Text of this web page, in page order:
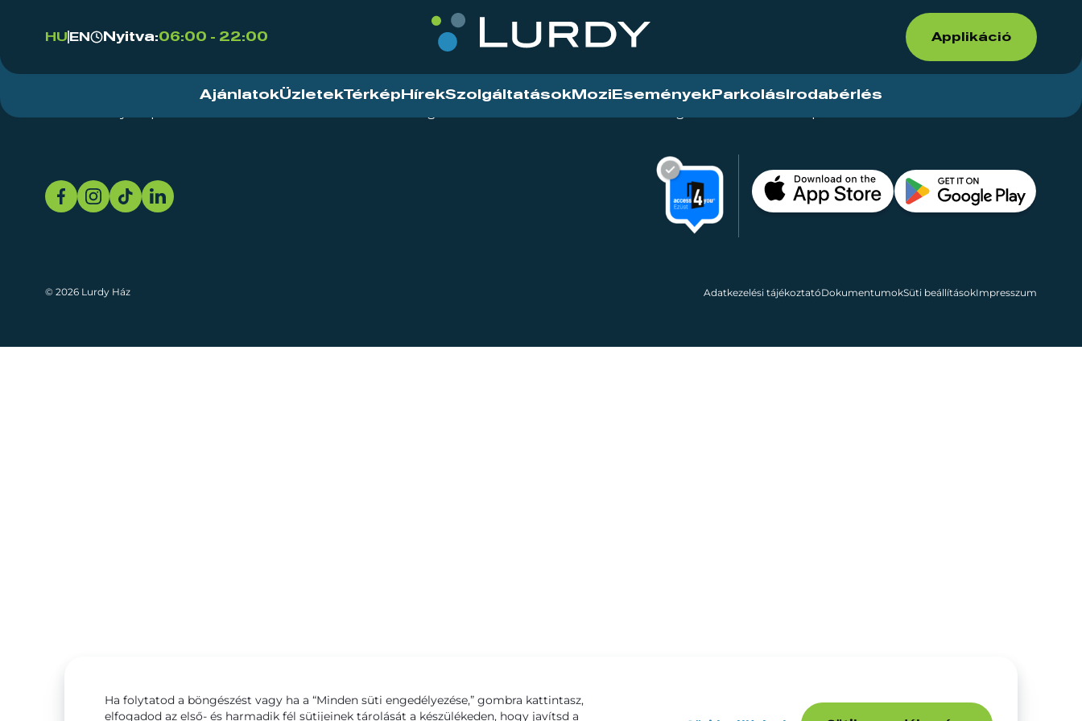
HU EN Nyitva:06:00 - 22:00 Applikáció
AjánlatokÜzletekTérkép HírekSzolgáltatások Mozi Események Parkolás Irodabérlés
© 2026 Lurdy Ház Adatkezelési tájékoztatóDokumentumokSüti beállításokImpresszum
Ha folytatod a böngészést vagy ha a “Minden süti engedélyezése,” gombra kattintasz,
elfogadod az első- és harmadik fél sütijeinek tárolását a készülékeden, hogy javítsd a